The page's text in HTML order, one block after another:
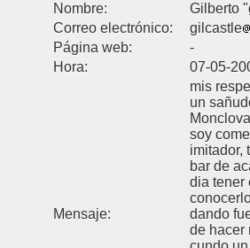
Nombre:
Gilberto
Correo electrónico:
gilcastle
Página web:
-
Hora:
07-05-
Mensaje:
mis
un
soy
imitador,
bar de
dia tener
dando
de hacer